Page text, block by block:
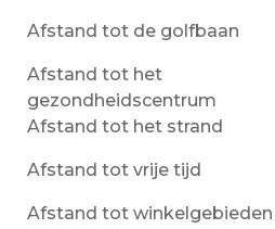
Afstand tot de golfbaan
Afstand tot het
gezondheidscentrum
Afstand tot het strand
Afstand tot vrije tijd
Afstand tot winkelgebieden